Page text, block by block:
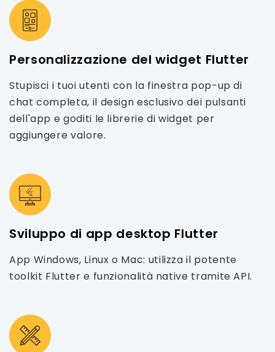
Personalizzazione del widget Flutter
Stupisci i tuoi utenti con la finestra pop-up di
chat completa, il design esclusivo dei pulsanti
dell'app e goditi le librerie di widget per
aggiungere valore.
Sviluppo di app desktop Flutter
App Windows, Linux o Mac: utilizza il potente
toolkit Flutter e funzionalità native tramite API.